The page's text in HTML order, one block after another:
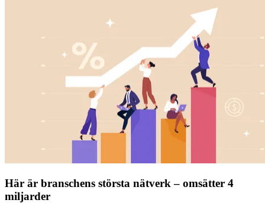
Här är branschens största nätverk – omsätter 4
miljarder